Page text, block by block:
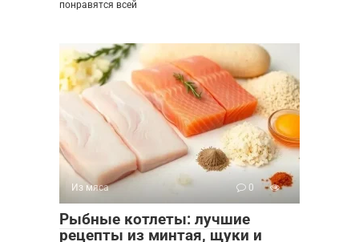
понравятся всей
Из мяса 0
Рыбные котлеты: лучшие
рецепты из минтая, щуки и